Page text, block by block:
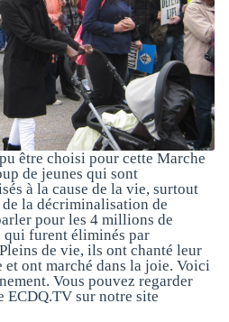
être choisi pour cette Marche
de jeunes qui sont
à la cause de la vie, surtout
la décriminalisation de
pour les 4 millions de
qui furent éliminés par
de vie, ils ont chanté leur
ont marché dans la joie. Voici
Vous pouvez regarder
ECDQ.TV sur notre site